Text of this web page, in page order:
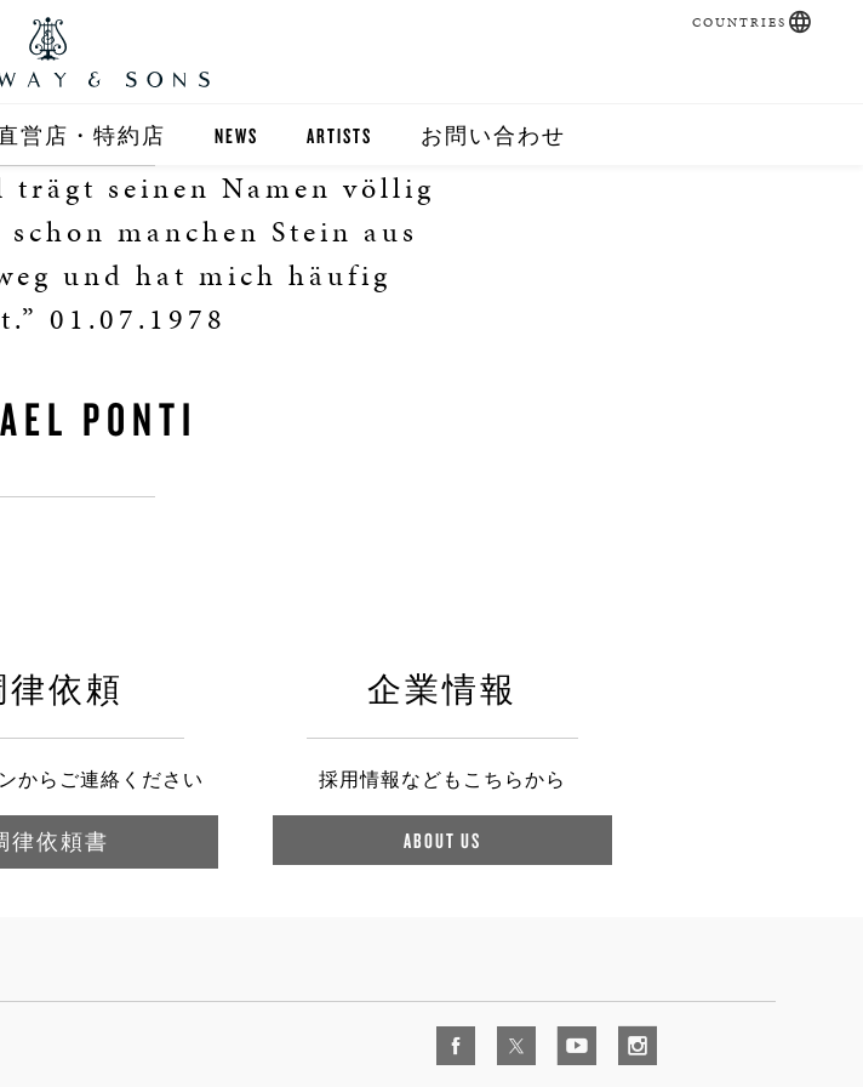
営店・特約店
営店 (東京)
全国正規特約店
NEWS ARTISTS お問い合わせ
COUNTRIES
trägt seinen Namen völlig
manchen Stein aus
und hat mich häufig
01.07.1978
PONTI
律依頼
からご連絡ください
律依頼書
企業情報
採用情報などもこちらから
ABOUT US